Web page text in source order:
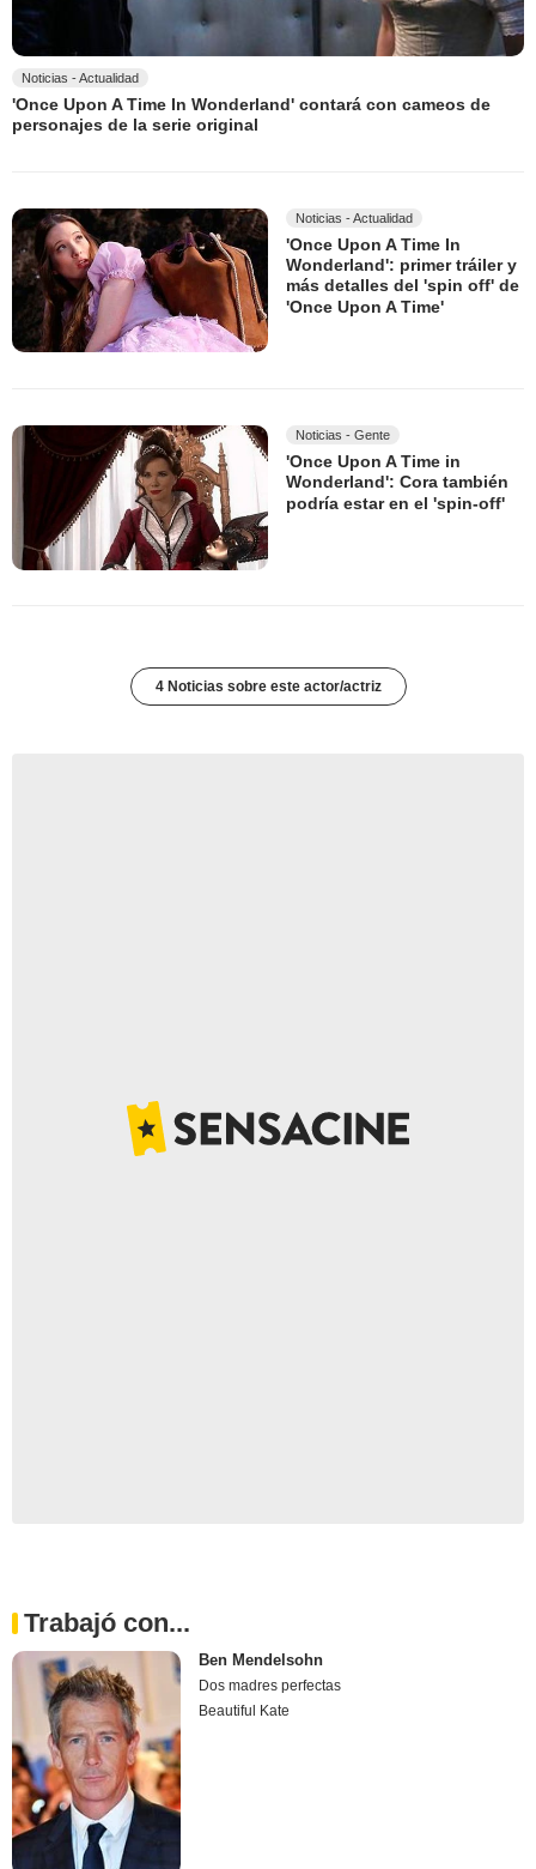
Noticias - Actualidad
'Once Upon A Time In Wonderland' contará con cameos de
personajes de la serie original
Noticias - Actualidad
'Once Upon A Time In
Wonderland': primer tráiler y
más detalles del 'spin off' de
'Once Upon A Time'
Noticias - Gente
'Once Upon A Time in
Wonderland': Cora también
podría estar en el 'spin-off'
4 Noticias sobre este actor/actriz
Trabajó con...
Ben Mendelsohn
Dos madres perfectas
Beautiful Kate